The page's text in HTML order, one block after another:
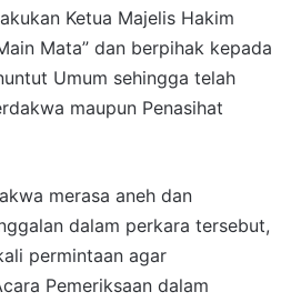
Ketua Majelis Hakim
Mata” dan berpihak kepada
Umum sehingga telah
maupun Penasihat
merasa aneh dan
dalam perkara tersebut,
permintaan agar
Pemeriksaan dalam